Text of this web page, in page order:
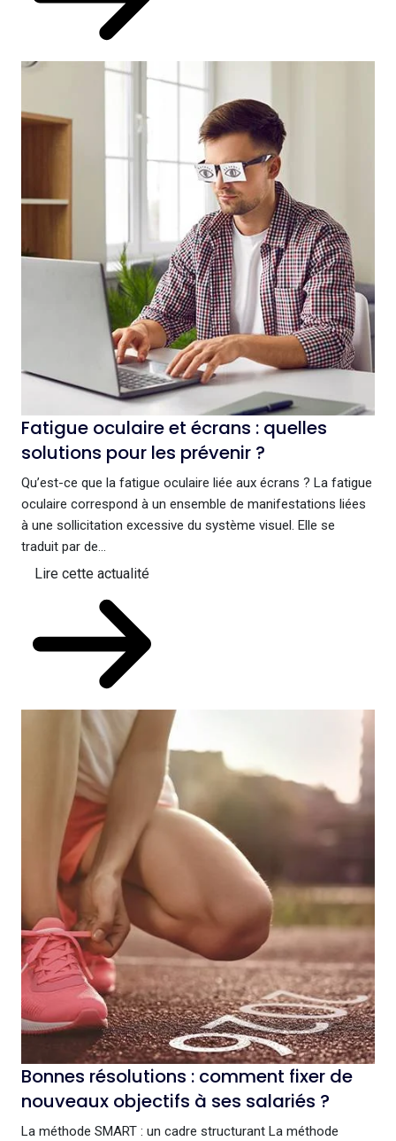
Fatigue oculaire et écrans : quelles
solutions pour les prévenir ?
Qu’est-ce que la fatigue oculaire liée aux écrans ? La fatigue
oculaire correspond à un ensemble de manifestations liées
à une sollicitation excessive du système visuel. Elle se
traduit par de...
Lire cette actualité
Bonnes résolutions : comment fixer de
nouveaux objectifs à ses salariés ?
La méthode SMART : un cadre structurant La méthode